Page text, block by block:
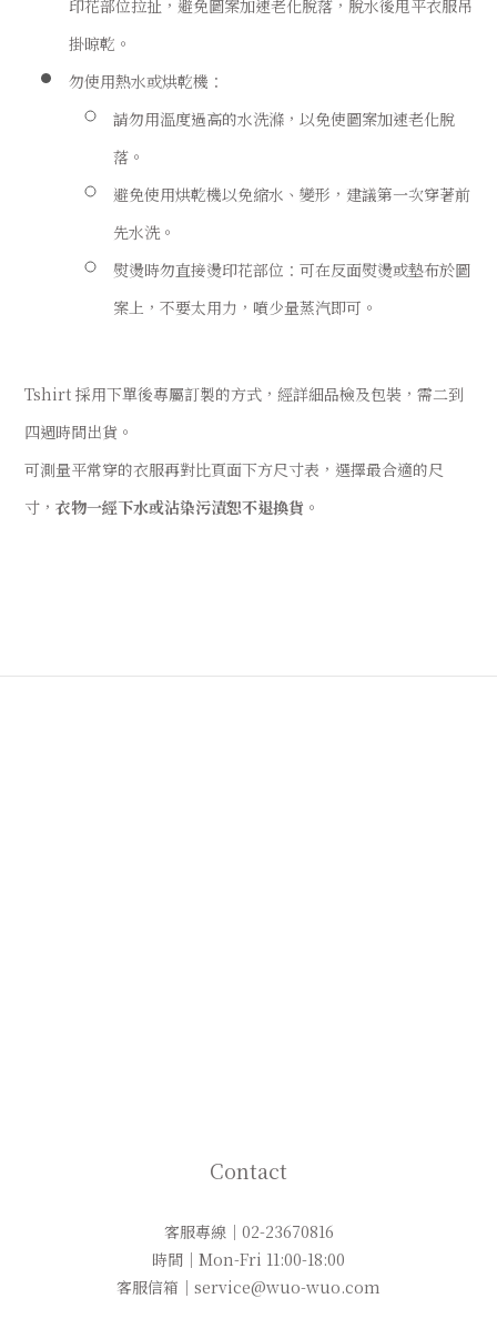
印花部位拉扯，避免圖案加速老化脫落，脫水後甩平衣服吊
掛晾乾。
勿使用熱水或烘乾機：
請勿用溫度過高的水洗滌，以免使圖案加速老化脫
落。
避免使用烘乾機以免縮水、變形，建議第一次穿著前
先水洗。
熨燙時勿直接燙印花部位：可在反面熨燙或墊布於圖
案上，不要太用力，噴少量蒸汽即可。
Tshirt 採用下單後專屬訂製的方式，經詳細品檢及包裝，需二到
四週時間出貨。
可測量平常穿的衣服再對比頁面下方尺寸表，選擇最合適的尺
寸， 衣物一經下水或沾染污漬恕不退換貨 。
Contact
客服專線｜02-23670816
時間｜Mon-Fri 11:00-18:00
客服信箱｜service@wuo-wuo.com